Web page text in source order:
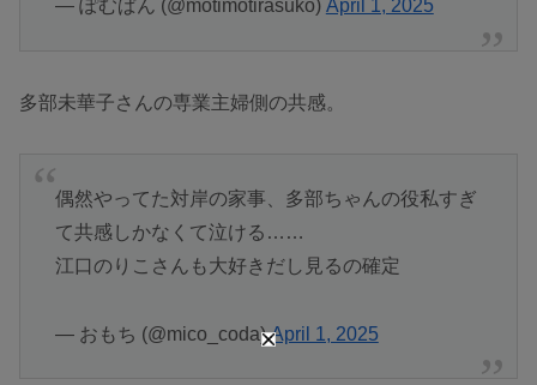
— ぽむぱん (@motimotirasuko) April 1, 2025
多部未華子さんの専業主婦側の共感。
偶然やってた対岸の家事、多部ちゃんの役私すぎ
て共感しかなくて泣ける……
江口のりこさんも大好きだし見るの確定
— おもち (@mico_coda)April 1, 2025